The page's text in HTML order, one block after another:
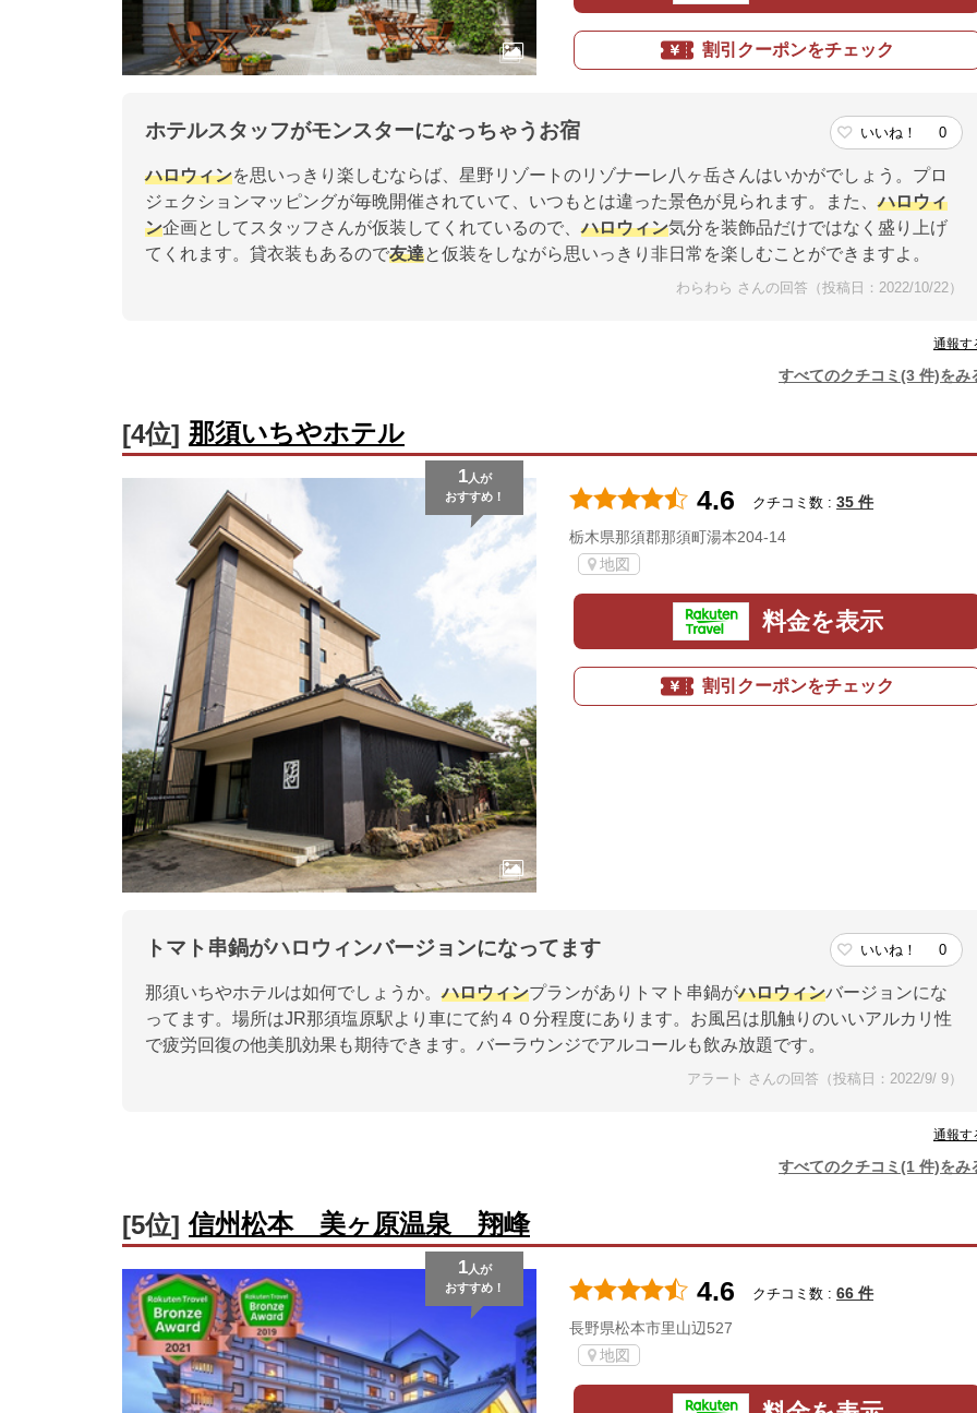
割引クーポンをチェック
ホテルスタッフがモンスターになっちゃうお宿 いいね！ 0
ハロウィンを思いっきり楽しむならば、星野リゾートのリゾナーレ八ヶ岳さんはいかがでしょう。プロ
ジェクションマッピングが毎晩開催されていて、いつもとは違った景色が見られます。また、ハロウィ
ン企画としてスタッフさんが仮装してくれているので、ハロウィン気分を装飾品だけではなく盛り上げ
てくれます。貸衣装もあるので友達と仮装をしながら思いっきり非日常を楽しむことができますよ。
わらわら さんの回答（投稿日：2022/10/22）
通報す
すべてのクチコミ(3 件)をみ
[4位] 那須いちやホテル
1人が
おすすめ！
4.6 クチコミ数 : 35 件
栃木県那須郡那須町湯本204-14
地図
料金を表示
割引クーポンをチェック
トマト串鍋がハロウィンバージョンになってます いいね！ 0
那須いちやホテルは如何でしょうか。ハロウィンプランがありトマト串鍋がハロウィンバージョンにな
ってます。場所はJR那須塩原駅より車にて約４０分程度にあります。お風呂は肌触りのいいアルカリ性
で疲労回復の他美肌効果も期待できます。バーラウンジでアルコールも飲み放題です。
アラート さんの回答（投稿日：2022/9/ 9）
通報す
すべてのクチコミ(1 件)をみ
[5位] 信州松本 美ヶ原温泉 翔峰
1人が
おすすめ！
4.6 クチコミ数 : 66 件
長野県松本市里山辺527
地図